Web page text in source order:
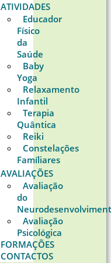
ATIVIDADES
Educador
Físico
da
Saúde
Baby
Yoga
Relaxamento
Infantil
Terapia
Quântica
Reiki
Constelações
Famíliares
AVALIAÇÕES
Avaliação
do
Avaliação
Psicológica
FORMAÇÕES
CONTACTOS